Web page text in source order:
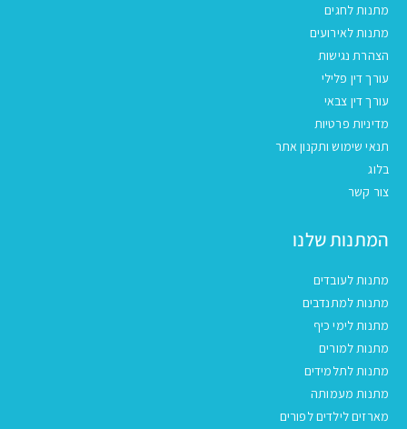
מתנות לחגים
מתנות לאירועים
הצהרת נגישות
עורך דין פלילי
עורך דין צבאי
מדיניות פרטיות
תנאי שימוש ותקנון אתר
בלוג
צור קשר
המתנות שלנו
מתנות לעובדים
מתנות למתנדבים
מתנות לימי כיף
מתנות למורים
מתנות לתלמידים
מתנות מעמותה
מארזים לילדים לפורים